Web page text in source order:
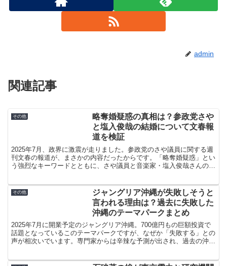
admin
関連記事
その他
略奪婚疑惑の真相は？参政党さや
と塩入俊哉の結婚について文春報
道を検証
2025年7月、政界に激震が走りました。参政党のさや議員に関する週
刊文春の報道が、まさかの内容だったからです。「略奪婚疑惑」とい
う強烈なキーワードとともに、さや議員と音楽家・塩入俊哉さんの結
その他
ジャングリア沖縄が失敗しそうと
言われる理由は？過去に失敗した
沖縄のテーマパークまとめ
2025年7月に開業予定のジャングリア沖縄。700億円もの巨額投資で
話題となっているこのテーマパークですが、なぜか「失敗する」との
声が相次いでいます。専門家からは辛辣な予測が出され、過去の沖縄